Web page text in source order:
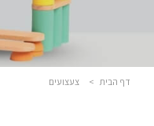
דף הבית > צעצועים